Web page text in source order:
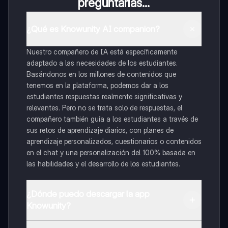
Nuestro compañero de IA está específicamente
adaptado a las necesidades de los estudiantes.
Basándonos en los millones de contenidos que
tenemos en la plataforma, podemos dar a los
estudiantes respuestas realmente significativas y
relevantes. Pero no se trata solo de respuestas, el
compañero también guía a los estudiantes a través de
sus retos de aprendizaje diarios, con planes de
aprendizaje personalizados, cuestionarios o contenidos
en el chat y una personalización del 100% basada en
las habilidades y el desarrollo de los estudiantes.